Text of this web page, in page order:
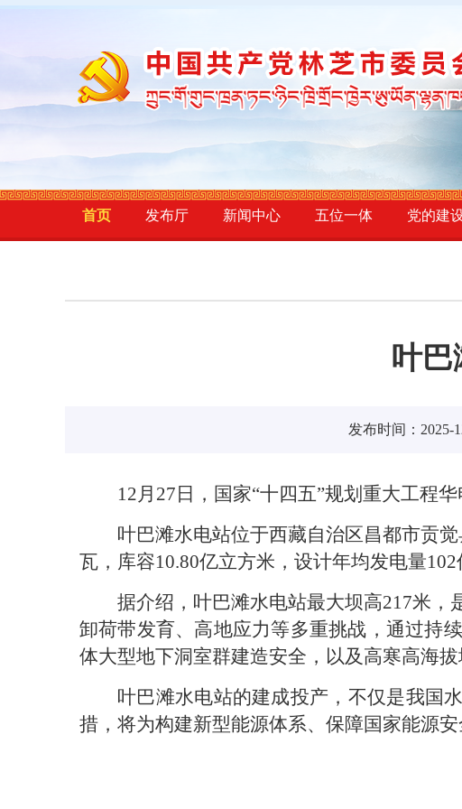
首页 发布厅 新闻中心 五位一体 党的建
叶巴
发布时间：2025-
12月27日，国家“十四五”规划重大工程
叶巴滩水电站位于西藏自治区昌都市贡
瓦，库容10.80亿立方米，设计年均发电量
据介绍，叶巴滩水电站最大坝高217米
卸荷带发育、高地应力等多重挑战，通过持
体大型地下洞室群建造安全，以及高寒高海
叶巴滩水电站的建成投产，不仅是我国
措，将为构建新型能源体系、保障国家能源安